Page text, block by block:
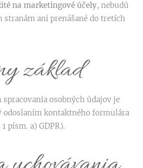
na marketingové účely, nebudú
stranám ani prenášané do tretích
základ
spracovania osobných údajov je
odoslaním kontaktného formulára
písm. a) GDPR).